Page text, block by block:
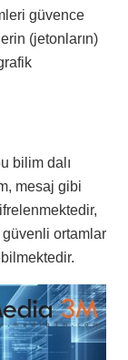
güvence
(jetonların)
bilim dalı
mesaj gibi
ortamlar